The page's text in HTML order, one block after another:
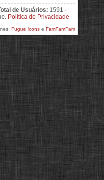
de Usuários: 1591 -
Política de Privacidade
Fugue Icons e FamFamFam